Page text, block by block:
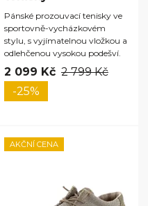
Pánské prozouvací tenisky ve
sportovně-vycházkovém
stylu, s vyjímatelnou vložkou a
odlehčenou vysokou podešví.
2 099 Kč 2 799 Kč
-25%
AKČNÍ CENA